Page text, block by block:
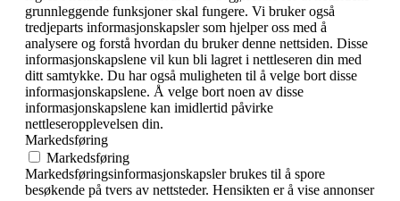
grunnleggende funksjoner skal fungere. Vi bruker også
tredjeparts informasjonskapsler som hjelper oss med å
analysere og forstå hvordan du bruker denne nettsiden. Disse
informasjonskapslene vil kun bli lagret i nettleseren din med
ditt samtykke. Du har også muligheten til å velge bort disse
informasjonskapslene. Å velge bort noen av disse
informasjonskapslene kan imidlertid påvirke
nettleseropplevelsen din.
Markedsføring
Markedsføring
Markedsføringsinformasjonskapsler brukes til å spore
besøkende på tvers av nettsteder. Hensikten er å vise annonser